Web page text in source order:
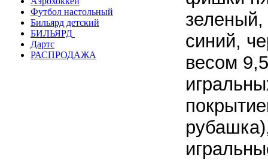
Футбол настольный
Бильярд детский
БИЛЬЯРД
Дартс
РАСПРОДАЖА
синий,
весом